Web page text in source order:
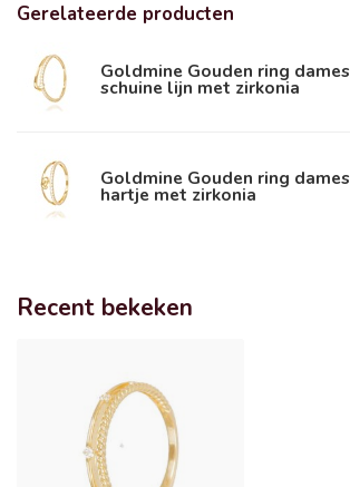
Gerelateerde producten
Goldmine Gouden ring dames
schuine lijn met zirkonia
Goldmine Gouden ring dames
hartje met zirkonia
Recent bekeken